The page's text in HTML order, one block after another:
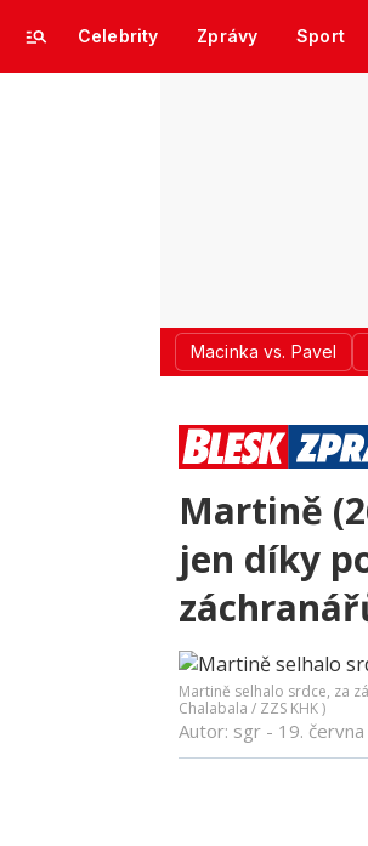
Celebrity Zprávy Sport
Macinka vs. Pavel
Martině
jen díky
Martině selhalo srdce, za
Chalabala / ZZS KHK )
Autor: sgr - 19.